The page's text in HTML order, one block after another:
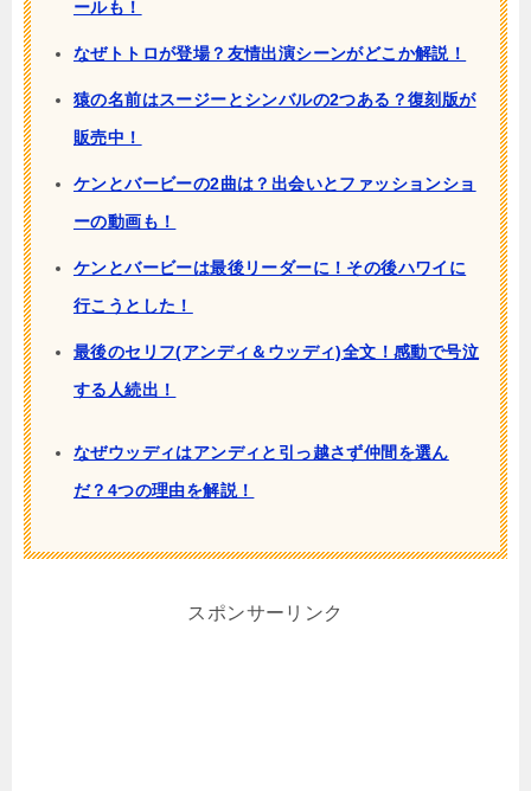
ールも！
なぜトトロが登場？友情出演シーンがどこか解説！
猿の名前はスージーとシンバルの2つある？復刻版が
販売中！
ケンとバービーの2曲は？出会いとファッションショ
ーの動画も！
ケンとバービーは最後リーダーに！その後ハワイに
行こうとした！
最後のセリフ(アンディ＆ウッディ)全文！感動で号泣
する人続出！
なぜウッディはアンディと引っ越さず仲間を選ん
だ？4つの理由を解説！
スポンサーリンク